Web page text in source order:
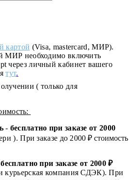
картой (Visa, mastercard, МИР).
МИР необходимо включить
через личный кабинет вашего
тут.
( только для
- бесплатно при заказе от 2000
). При заказе до 2000 ₽ стоимость
бесплатно при заказе от 2000 ₽
курьерская компания СДЭК). При